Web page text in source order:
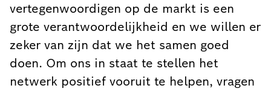
vertegenwoordigen op de markt is een
grote verantwoordelijkheid en we willen er
zeker van zijn dat we het samen goed
doen. Om ons in staat te stellen het
netwerk positief vooruit te helpen, vragen